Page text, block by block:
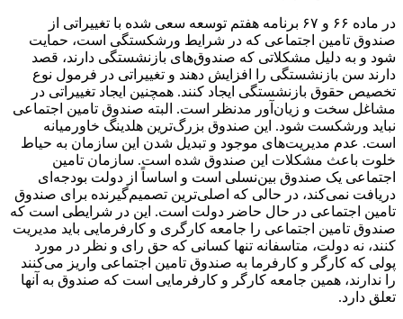
در ماده ۶۶ و ۶۷ برنامه هفتم توسعه سعی شده با تغییراتی از
صندوق تامین اجتماعی که در شرایط ورشکستگی است، حمایت
شود و به دلیل مشکلاتی که صندوق‌های بازنشستگی دارند، قصد
دارند سن بازنشستگی را افزایش دهند و تغییراتی در فرمول نوع
تخصیص حقوق بازنشستگی ایجاد کنند. همچنین ایجاد تغییراتی در
مشاغل سخت و زیان‌آور مدنظر است. البته صندوق تامین اجتماعی
نباید ورشکست شود. این صندوق بزرگ‌ترین هلدینگ خاورمیانه
است. عدم مدیریت‌های موجود و تبدیل شدن این سازمان به حیاط
خلوت باعث مشکلات این صندوق شده است. سازمان تامین
اجتماعی یک صندوق بین‌نسلی است و اساساً از دولت بودجه‌ای
دریافت نمی‌کند، در حالی که اصلی‌ترین تصمیم‌گیرنده برای صندوق
تامین اجتماعی در حال حاضر دولت است. این در شرایطی است که
صندوق تامین اجتماعی را جامعه کارگری و کارفرمایی باید مدیریت
کنند، نه دولت، متاسفانه تنها کسانی که حق رای و نظر در مورد
پولی که کارگر و کارفرما به صندوق تامین اجتماعی واریز می‌کنند
را ندارند، همین جامعه کارگر و کارفرمایی است که صندوق به آنها
تعلق دارد.